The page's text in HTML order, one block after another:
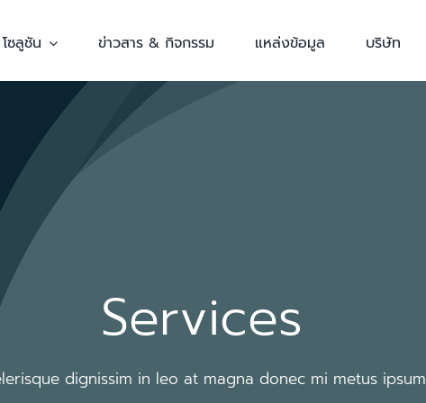
โซลูชัน ข่าวสาร & กิจกรรม แหล่งข้อมูล บริษัท
Services
dignissim in leo at magna donec mi metus ipsum